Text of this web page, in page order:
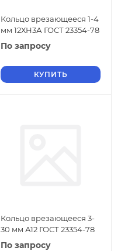
Кольцо врезающееся 1-4
мм 12ХН3А ГОСТ 23354-78
По запросу
КУПИТЬ
Кольцо врезающееся 3-
30 мм А12 ГОСТ 23354-78
По запросу